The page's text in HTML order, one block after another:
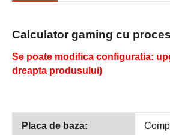
Calculator gaming cu
Se poate modifica configuratia:
dreapta produsului)
Placa de baza: